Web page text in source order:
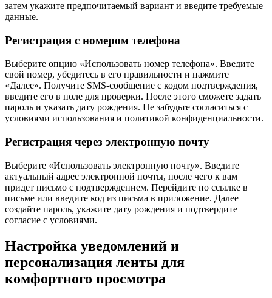
затем укажите предпочитаемый вариант и введите требуемые
данные.
Регистрация с номером телефона
Выберите опцию «Использовать номер телефона». Введите
свой номер, убедитесь в его правильности и нажмите
«Далее». Получите SMS-сообщение с кодом подтверждения,
введите его в поле для проверки. После этого сможете задать
пароль и указать дату рождения. Не забудьте согласиться с
условиями использования и политикой конфиденциальности.
Регистрация через электронную почту
Выберите «Использовать электронную почту». Введите
актуальный адрес электронной почты, после чего к вам
придет письмо с подтверждением. Перейдите по ссылке в
письме или введите код из письма в приложение. Далее
создайте пароль, укажите дату рождения и подтвердите
согласие с условиями.
Настройка уведомлений и
персонализация ленты для
комфортного просмотра